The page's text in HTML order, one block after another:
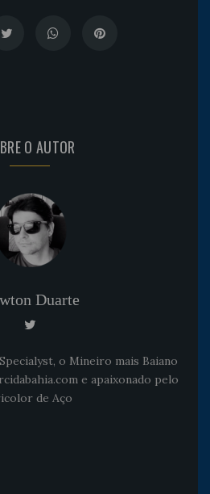
O AUTOR
Duarte
o Mineiro mais Baiano
e apaixonado pelo
de Aço